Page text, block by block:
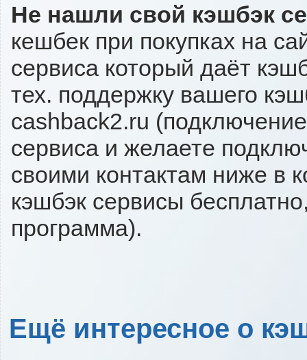
Не нашли свой кэшбэк
кешбек при покупках на
сервиса который даёт
тех. поддержку вашего
cashback2.ru
сервиса и желаете
своими контактам ниже в
кэшбэк сервисы
программа).
Ещё интересное о